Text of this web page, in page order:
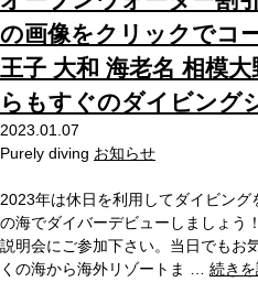
の画像をクリックでコ
王子 大和 海老名 相模
らもすぐのダイビング
2023.01.07
Purely diving お知らせ
2023年は休日を利用してダイビン
の海でダイバーデビューしましょう
説明会にご参加下さい。当日でもお
くの海から海外リゾートま … 続き